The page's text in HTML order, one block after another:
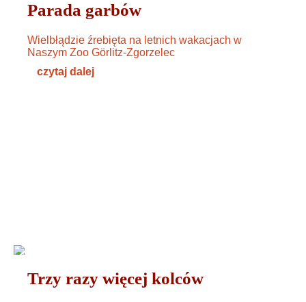
Parada garbów
Wielbłądzie źrebięta na letnich wakacjach w
Naszym Zoo Görlitz-Zgorzelec
czytaj dalej
Trzy razy więcej kolców